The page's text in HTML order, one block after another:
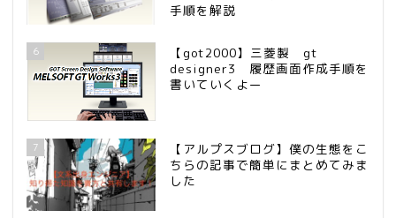
手順を解説
6
【got2000】三菱製 gt
designer3 履歴画面作成手順を
書いていくよー
7
【アルプスブログ】僕の生態をこ
ちらの記事で簡単にまとめてみま
した